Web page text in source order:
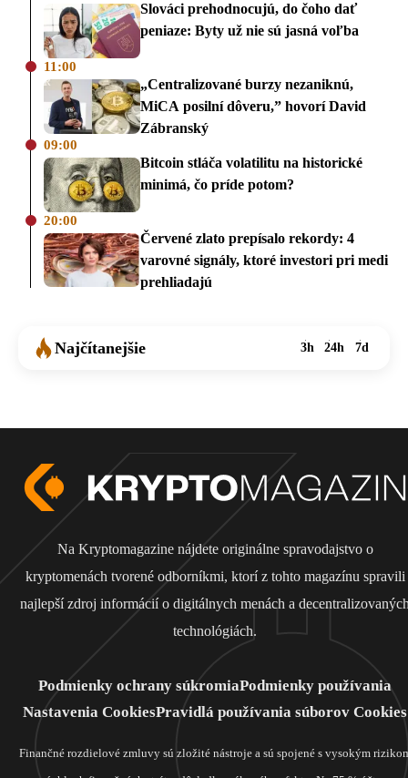
Slováci prehodnocujú, do čoho dať
peniaze: Byty už nie sú jasná voľba
11:00
„Centralizované burzy nezaniknú,
MiCA posilní dôveru,” hovorí David
Zábranský
09:00
Bitcoin stláča volatilitu na historické
minimá, čo príde potom?
20:00
Červené zlato prepísalo rekordy: 4
varovné signály, ktoré investori pri medi
prehliadajú
Najčítanejšie 3h 24h 7d
Na Kryptomagazine nájdete originálne spravodajstvo o
kryptomenách tvorené odborníkmi, ktorí z tohto magazínu spravili
najlepší zdroj informácií o digitálnych menách a
technológiách.
Podmienky ochrany súkromiaPodmienky používania
Nastavenia CookiesPravidlá používania súborov Cookies
Finančné rozdielové zmluvy sú zložité nástroje a sú spojené s vysokým